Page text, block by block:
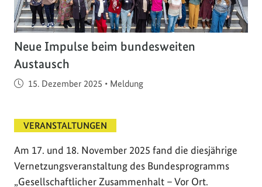
Neue Impulse beim bundesweiten
Austausch
Veröffentlicht am
15. Dezember 2025 • Meldung
VERANSTALTUNGEN
Am 17. und 18. November 2025 fand die diesjährige
Vernetzungsveranstaltung des Bundesprogramms
„Gesellschaftlicher Zusammenhalt – Vor Ort.